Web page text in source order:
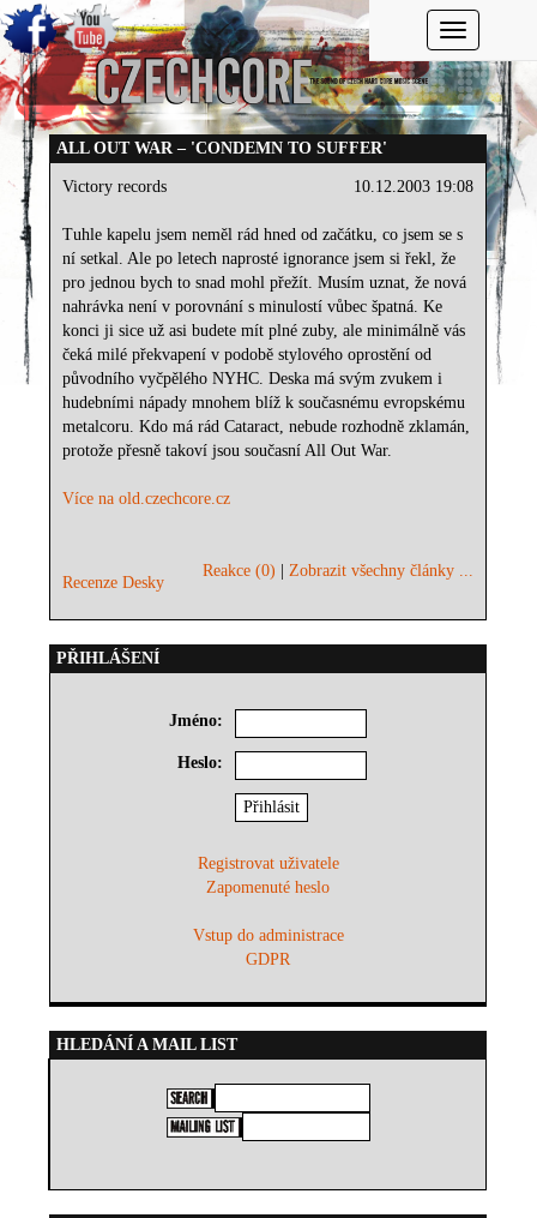
Toggle
ALL OUT WAR – 'CONDEMN TO SUFFER'
10.12.2003 19:08
Victory records
Tuhle kapelu jsem neměl rád hned od začátku, co jsem se s
ní setkal. Ale po letech naprosté ignorance jsem si řekl, že
pro jednou bych to snad mohl přežít. Musím uznat, že nová
nahrávka není v porovnání s minulostí vůbec špatná. Ke
konci ji sice už asi budete mít plné zuby, ale minimálně vás
čeká milé překvapení v podobě stylového oprostění od
původního vyčpělého NYHC. Deska má svým zvukem i
hudebními nápady mnohem blíž k současnému evropskému
metalcoru. Kdo má rád Cataract, nebude rozhodně zklamán,
protože přesně takoví jsou současní All Out War.
Více na old.czechcore.cz
Recenze Desky
Reakce (0) |Zobrazit všechny články ...
PŘIHLÁŠENÍ
Jméno:
Heslo:
Registrovat uživatele
Zapomenuté heslo
Vstup do administrace
GDPR
HLEDÁNÍ A MAIL LIST